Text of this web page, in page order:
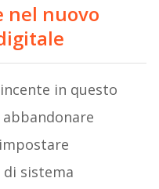
nel nuovo
in questo
sistema